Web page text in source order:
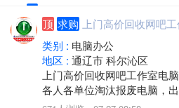
顶 求购 上门高价回收网吧
类别 : 电脑办公
地区 : 通辽市 科尔沁区
上门高价回收网吧工作室电脑
各人各单位淘汰报废电脑，
游 戏机箱，二手全新都有